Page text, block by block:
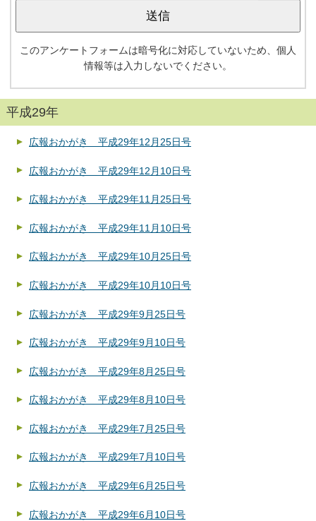
このアンケートフォームは暗号化に対応していないため、個人
情報等は入力しないでください。
平成29年
広報おかがき 平成29年12月25日号
広報おかがき 平成29年12月10日号
広報おかがき 平成29年11月25日号
広報おかがき 平成29年11月10日号
広報おかがき 平成29年10月25日号
広報おかがき 平成29年10月10日号
広報おかがき 平成29年9月25日号
広報おかがき 平成29年9月10日号
広報おかがき 平成29年8月25日号
広報おかがき 平成29年8月10日号
広報おかがき 平成29年7月25日号
広報おかがき 平成29年7月10日号
広報おかがき 平成29年6月25日号
広報おかがき 平成29年6月10日号